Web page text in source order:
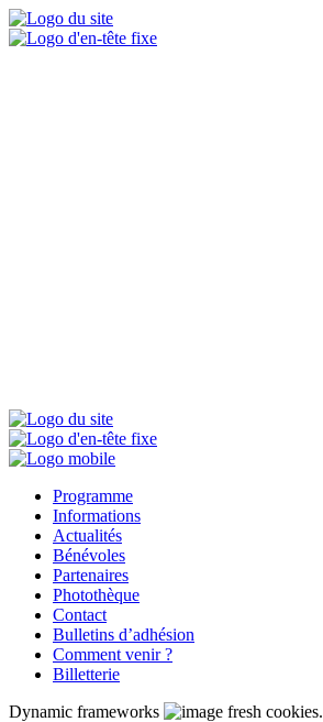
Programme
Informations
Actualités
Bénévoles
Partenaires
Photothèque
Contact
Bulletins d’adhésion
Comment venir ?
Billetterie
Dynamic frameworks
fresh cookies.